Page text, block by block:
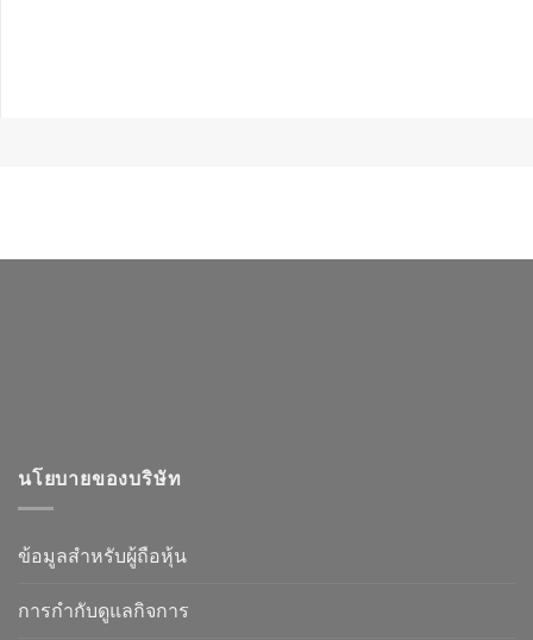
นโยบายของบริษัท
ข้อมูลสำหรับผู้ถือหุ้น
การกำกับดูแลกิจการ